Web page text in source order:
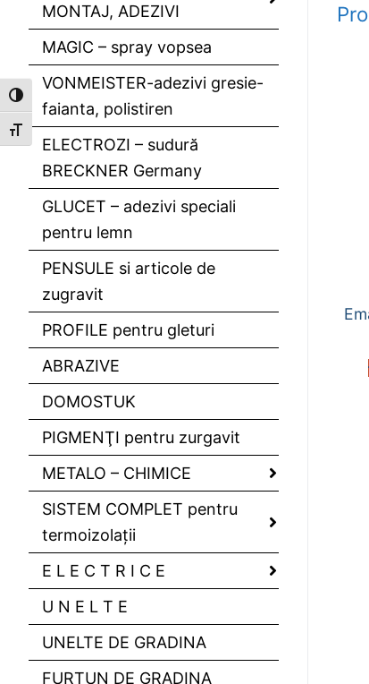
Toggle High Contrast
Toggle Font size
MONTAJ, ADEZIVI
MAGIC – spray vopsea
VONMEISTER-adezivi gresie-
faianta, polistiren
ELECTROZI – sudură
BRECKNER Germany
GLUCET – adezivi speciali
pentru lemn
PENSULE si articole de
zugravit
PROFILE pentru gleturi
ABRAZIVE
DOMOSTUK
PIGMENŢI pentru zurgavit
METALO – CHIMICE
SISTEM COMPLET pentru
termoizolaţii
E L E C T R I C E
U N E L T E
UNELTE DE GRADINA
FURTUN DE GRADINA